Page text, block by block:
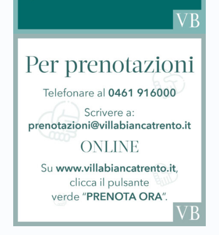
Skip back to main navigation